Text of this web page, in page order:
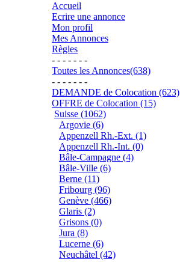
Accueil
Ecrire une annonce
Mon profil
Mes Annonces
Règles
- - - - - - -
Toutes les Annonces(638)
- - - - - - -
DEMANDE de Colocation (623)
OFFRE de Colocation (15)
Suisse (1062)
Argovie (6)
Appenzell Rh.-Ext. (1)
Appenzell Rh.-Int. (0)
Bâle-Campagne (4)
Bâle-Ville (6)
Berne (11)
Fribourg (96)
Genève (466)
Glaris (2)
Grisons (0)
Jura (8)
Lucerne (6)
Neuchâtel (42)